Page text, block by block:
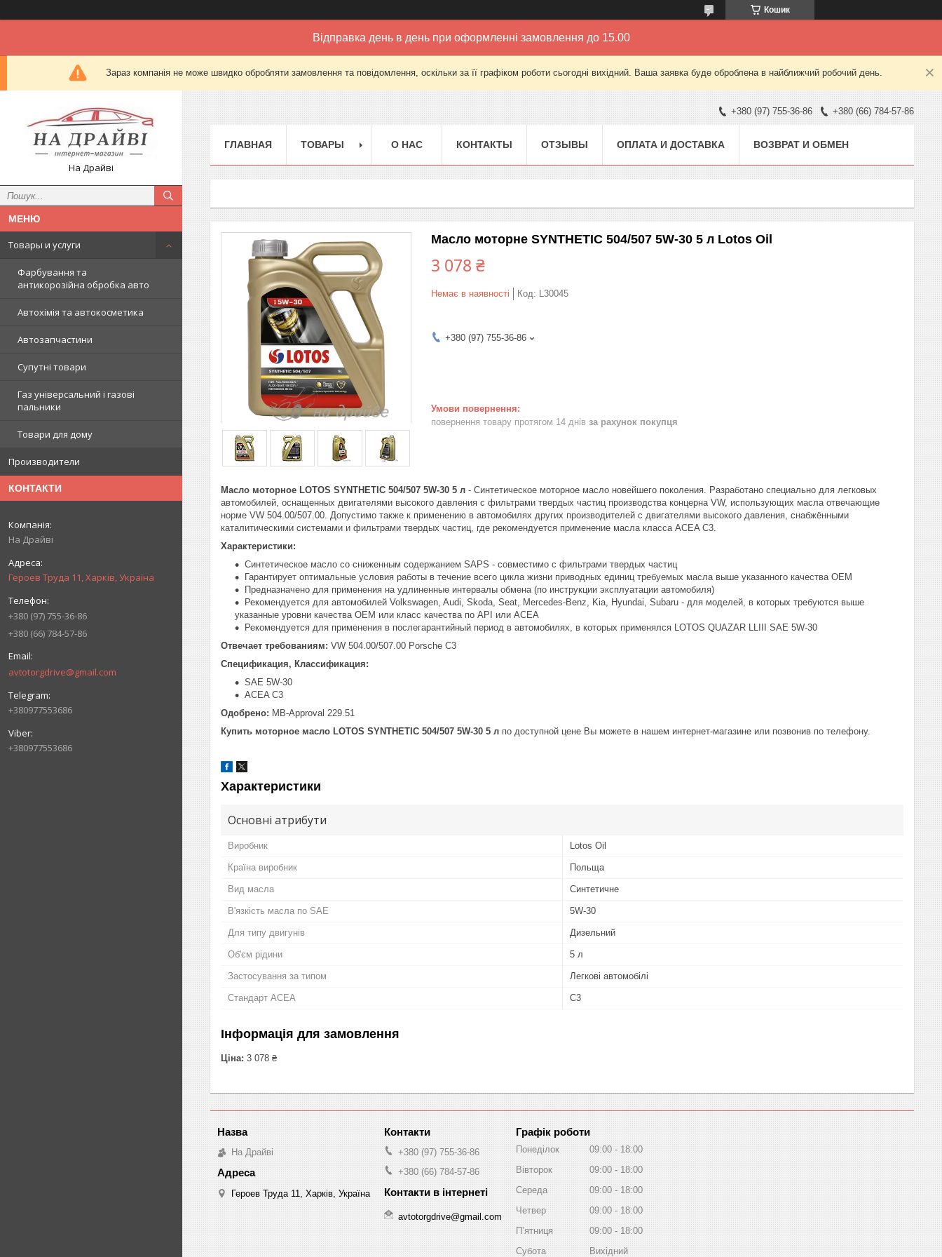
Кошик
Відправка день в день при оформленні замовлення до 15.00
Зараз компанія не може швидко обробляти замовлення та повідомлення, оскільки за її графіком роботи сьогодні вихідний. Ваша заявка буде оброблена в найближчий робочий день.
На Драйві
Товары и услуги
Фарбування та
антикорозійна обробка авто
Автохімія та автокосметика
Автозапчастини
Супутні товари
Газ універсальний і газові
пальники
Товари для дому
Производители
КОНТАКТИ
На Драйві
Героев Труда 11, Харків, Україна
+380 (97) 755-36-86
+380 (66) 784-57-86
avtotorgdrive@gmail.com
+380977553686
+380977553686
+380 (97) 755-36-86 +380 (66) 784-57-86
ГЛАВНАЯ ТОВАРЫ О НАС КОНТАКТЫ ОТЗЫВЫ ОПЛАТА И ДОСТАВКА ВОЗВРАТ И ОБМЕН
Масло моторне SYNTHETIC 504/507 5W-30 5 л Lotos Oil
3 078 ₴
Немає в наявності Код: L30045
+380 (97) 755-36-86
повернення товару протягом 14 днів за рахунок покупця
Масло моторное LOTOS SYNTHETIC 504/507 5W-30 5 л - Синтетическое моторное масло новейшего поколения. Разработано специально для легковых
автомобилей, оснащенных двигателями высокого давления с фильтрами твердых частиц производства концерна VW, использующих масла отвечающие
норме VW 504.00/507.00. Допустимо также к применению в автомобилях других производителей с двигателями высокого давления, снабжёнными
каталитическими системами и фильтрами твердых частиц, где рекомендуется применение масла класса ACEA C3.
Характеристики:
Синтетическое масло со сниженным содержанием SAPS - совместимо с фильтрами твердых частиц
Гарантирует оптимальные условия работы в течение всего цикла жизни приводных единиц требуемых масла выше указанного качества OEM
Предназначено для применения на удлиненные интервалы обмена (по инструкции эксплуатации автомобиля)
Рекомендуется для автомобилей Volkswagen, Audi, Skoda, Seat, Mercedes-Benz, Kia, Hyundai, Subaru - для моделей, в которых требуются выше
указанные уровни качества OEM или класс качества по API или ACEA
Рекомендуется для применения в послегарантийный период в автомобилях, в которых применялся LOTOS QUAZAR LLIII SAE 5W-30
Отвечает требованиям: VW 504.00/507.00 Porsche C3
Спецификация, Классификация:
SAE 5W-30
ACEA C3
Одобрено: MB-Approval 229.51
Купить моторное масло LOTOS SYNTHETIC 504/507 5W-30 5 л по доступной цене Вы можете в нашем интернет-магазине или позвонив по телефону.
Характеристики
Основні атрибути
Виробник Lotos Oil
Країна виробник Польща
Вид масла Синтетичне
В'язкість масла по SAE 5W-30
Для типу двигунів Дизельний
Об'єм рідини 5 л
Застосування за типом Легкові автомобілі
Стандарт ACEA C3
Інформація для замовлення
Ціна: 3 078 ₴
На Драйві
Героев Труда 11, Харків, Україна
+380 (97) 755-36-86
+380 (66) 784-57-86
avtotorgdrive@gmail.com
Графік роботи
Понеділок 09:00
18:00
Вівторок
09:00
18:00
Середа
09:00
18:00
Четвер
09:00
18:00
Пʼятниця
09:00
18:00
Субота
Вихідний